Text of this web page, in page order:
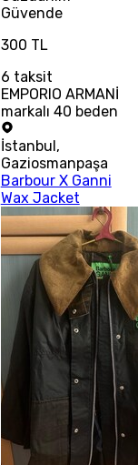
Güvende
300 TL
6 taksit
EMPORIO ARMANİ
markalı 40 beden
İstanbul,
Gaziosmanpaşa
Barbour X Ganni
Wax Jacket